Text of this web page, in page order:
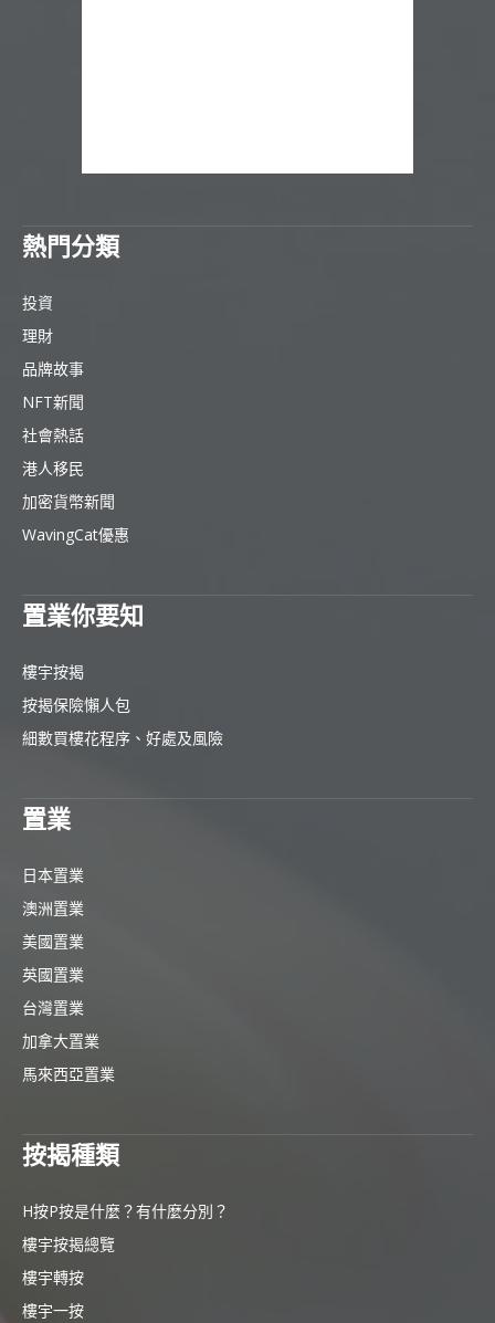
熱門分類
投資
理財
品牌故事
NFT新聞
社會熱話
港人移民
加密貨幣新聞
WavingCat優惠
置業你要知
樓宇按揭
按揭保險懶人包
細數買樓花程序、好處及風險
置業
日本置業
澳洲置業
美國置業
英國置業
台灣置業
加拿大置業
馬來西亞置業
按揭種類
H按P按是什麼？有什麼分別？
樓宇按揭總覽
樓宇轉按
樓宇一按